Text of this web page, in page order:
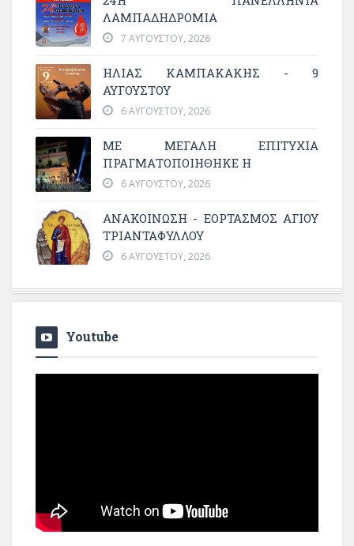
ΛΑΜΠΑΔΗΔΡΟΜΙΑ
7 ΑΥΓΟΎΣΤΟΥ, 2026
ΗΛΙΑΣ ΚΑΜΠΑΚΑΚΗΣ - 9
ΑΥΓΟΥΣΤΟΥ
6 ΑΥΓΟΎΣΤΟΥ, 2026
ΜΕ ΜΕΓΆΛΗ ΕΠΙΤΥΧΊΑ
ΠΡΑΓΜΑΤΟΠΟΙΉΘΗΚΕ Η
6 ΑΥΓΟΎΣΤΟΥ, 2026
ΑΝΑΚΟΙΝΩΣΗ - ΕΟΡΤΑΣΜΟΣ ΑΓΙΟΥ
ΤΡΙΑΝΤΑΦΥΛΛΟΥ
6 ΑΥΓΟΎΣΤΟΥ, 2026
Youtube